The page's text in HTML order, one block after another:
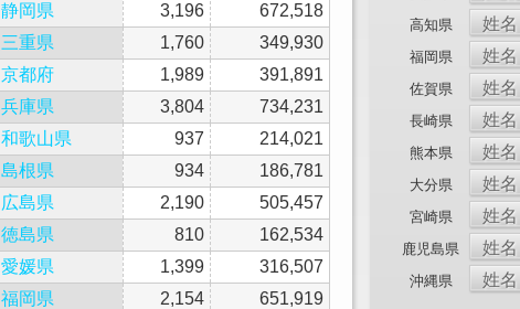
静岡県 3,196
672,518
三重県 1,760
349,930
京都府 1,989
391,891
兵庫県 3,804
734,231
和歌山県 937
214,021
島根県 934
186,781
広島県 2,190
505,457
徳島県 810
162,534
愛媛県 1,399
316,507
福岡県 2,154
651,919
高知県 姓名
福岡県 姓名
佐賀県 姓名
長崎県 姓名
熊本県 姓名
大分県 姓名
宮崎県 姓名
鹿児島県 姓名
沖縄県 姓名